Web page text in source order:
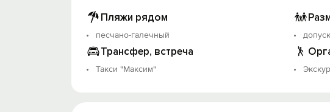
Пляжи рядом
песчано-галечный
Трансфер, встреча
Такси "Максим"